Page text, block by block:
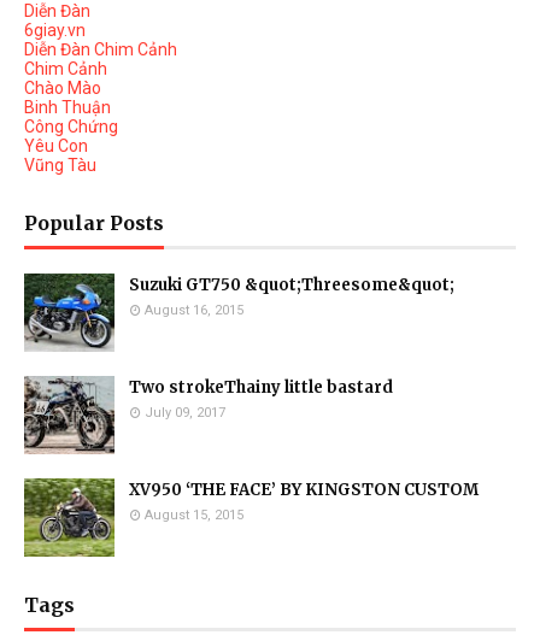
Diễn Đàn
6giay.vn
Diễn Đàn Chim Cảnh
Chim Cảnh
Chào Mào
Binh Thuận
Công Chứng
Yêu Con
Vũng Tàu
Popular Posts
Suzuki GT750 &quot;Threesome&quot;
August 16, 2015
Two strokeThainy little bastard
July 09, 2017
XV950 ‘THE FACE’ BY KINGSTON CUSTOM
August 15, 2015
Tags